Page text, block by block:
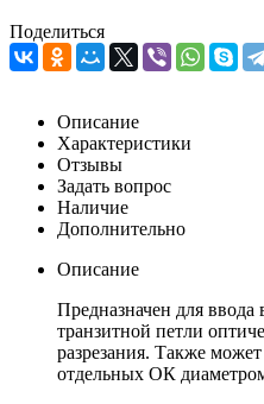
Поделиться
Описание
Характеристики
Отзывы
Задать вопрос
Наличие
Дополнительно
Описание
Предназначен для
транзитной петли
разрезания. Также
отдельных ОК